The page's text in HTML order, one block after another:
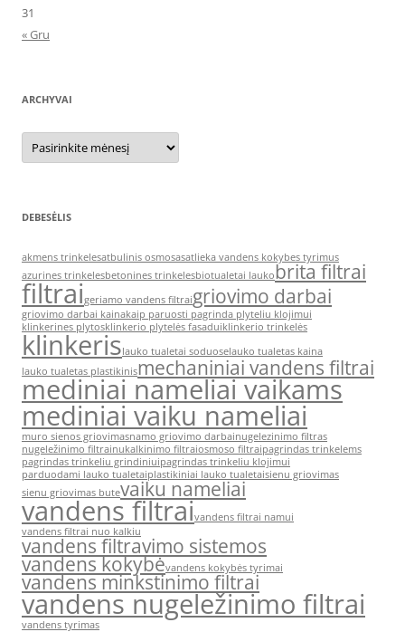
31
« Gru
ARCHYVAI
Archyvai
DEBESĖLIS
akmens trinkelesatbulinis osmosasatlieka vandens kokybes tyrimus
azurines trinkelesbetonines trinkelesbiotualetai laukobrita filtrai
filtraigeriamo vandens filtraigriovimo darbai
griovimo darbai kainakaip paruosti pagrinda plyteliu klojimui
klinkerines plytosklinkerio plytelės fasaduiklinkerio trinkelės
klinkerislauko tualetai soduoselauko tualetas kaina
lauko tualetas plastikinismechaniniai vandens filtrai
mediniai nameliai vaikams
mediniai vaiku nameliai
muro sienos griovimasnamo griovimo darbainugelezinimo filtras
nugeležinimo filtrainukalkinimo filtraiosmoso filtraipagrindas trinkelems
pagrindas trinkeliu grindiniuipagrindas trinkeliu klojimui
parduodami lauko tualetaiplastikiniai lauko tualetaisienu griovimas
sienu griovimas butevaiku nameliai
vandens filtraivandens filtrai namui
vandens filtrai nuo kalkiu
vandens filtravimo sistemos
vandens kokybėvandens kokybės tyrimai
vandens minkstinimo filtrai
vandens nugeležinimo filtrai
vandens tyrimas